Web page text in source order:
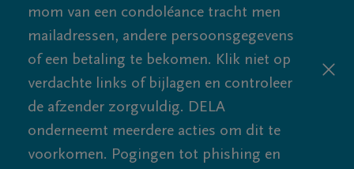
mom van een condoléance tracht men
mailadressen, andere persoonsgegevens
of een betaling te bekomen. Klik niet op
verdachte links of bijlagen en controleer
de afzender zorgvuldig. DELA
onderneemt meerdere acties om dit te
voorkomen. Pogingen tot phishing en